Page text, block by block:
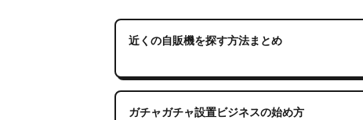
近くの自販機を探す方法まとめ
ガチャガチャ設置ビジネスの始め方